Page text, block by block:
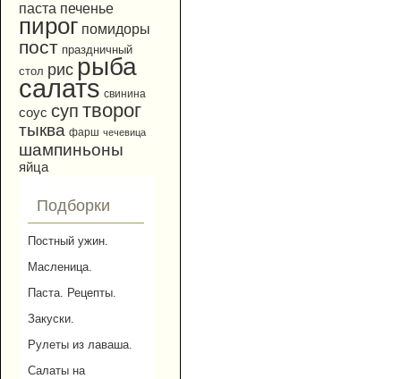
паста печенье
пирог помидоры
пост праздничный
стол рис рыба
салатs свинина
соус суп творог
тыква фарш чечевица
шампиньоны
яйца
Подборки
Постный ужин.
Масленица.
Паста. Рецепты.
Закуски.
Рулеты из лаваша.
Салаты на